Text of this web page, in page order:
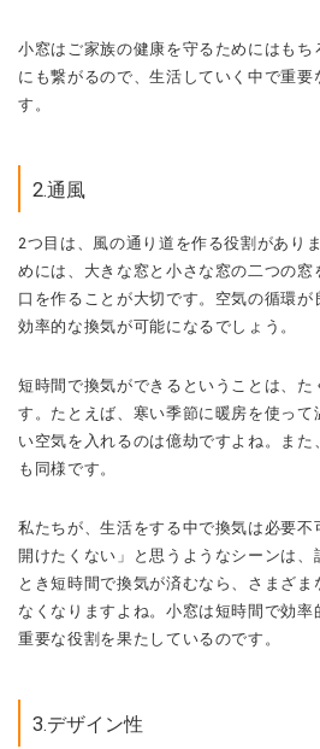
小窓はご家族の健康を守るためにはもち
にも繋がるので、生活していく中で重
す。
2.通風
2つ目は、風の通り道を作る役割がありま
めには、大きな窓と小さな窓の二つの窓
口を作ることが大切です。 空気の循環が
効率的な換気が可能になるでしょう。
短時間で換気ができるということは、た
す。 たとえば、寒い季節に暖房を使っ
い空気を入れるのは億劫ですよね。
また
も同様です。
私たちが、生活をする中で換気は必要不
開けたくない」と思うようなシーンは、
とき短時間で換気が済むなら、さまざ
なくなりますよね。小窓は短時間で効率
重要な役割を果たしているのです。
3.デザイン性